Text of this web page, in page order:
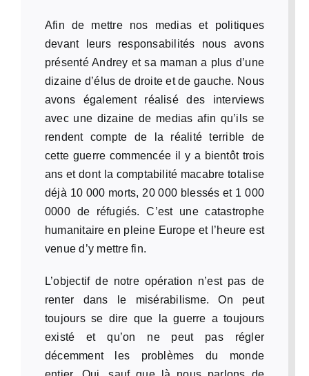
Afin de mettre nos medias et politiques
devant leurs responsabilités nous avons
présenté Andrey et sa maman a plus d’une
dizaine d’élus de droite et de gauche. Nous
avons également réalisé des interviews
avec une dizaine de medias afin qu’ils se
rendent compte de la réalité terrible de
cette guerre commencée il y a bientôt trois
ans et dont la comptabilité macabre totalise
déjà 10 000 morts, 20 000 blessés et 1 000
0000 de réfugiés. C’est une catastrophe
humanitaire en pleine Europe et l’heure est
venue d’y mettre fin.
L’objectif de notre opération n’est pas de
renter dans le misérabilisme. On peut
toujours se dire que la guerre a toujours
existé et qu’on ne peut pas régler
décemment les problèmes du monde